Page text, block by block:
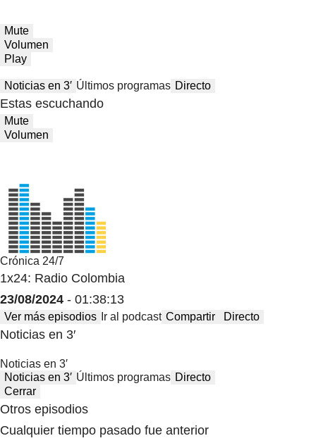
Mute
Volumen
Play
Noticias en 3′ Últimos programas Directo
Estas escuchando
Mute
Volumen
Crónica 24/7
1x24: Radio Colombia
23/08/2024 - 01:38:13
Ver más episodios Ir al podcast Compartir Directo
Noticias en 3′
Noticias en 3′
Noticias en 3′ Últimos programas Directo
Cerrar
Otros episodios
Cualquier tiempo pasado fue anterior